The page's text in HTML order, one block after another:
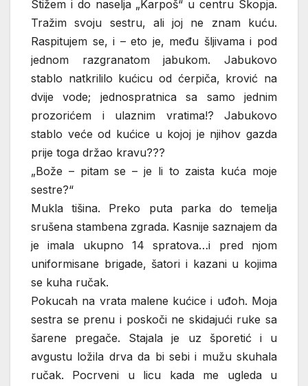
Stižem i do naselja „Karpoš“ u centru Skopja.
Tražim svoju sestru, ali joj ne znam kuću.
Raspitujem se, i – eto je, među šljivama i pod
jednom razgranatom jabukom. Jabukovo
stablo natkrililo kućicu od ćerpiča, krović na
dvije vode; jednospratnica sa samo jednim
prozorićem i ulaznim vratima!? Jabukovo
stablo veće od kućice u kojoj je njihov gazda
prije toga držao kravu???
„Bože – pitam se – je li to zaista kuća moje
sestre?“
Mukla tišina. Preko puta parka do temelja
srušena stambena zgrada. Kasnije saznajem da
je imala ukupno 14 spratova…i pred njom
uniformisane brigade, šatori i kazani u kojima
se kuha ručak.
Pokucah na vrata malene kućice i uđoh. Moja
sestra se prenu i poskoči ne skidajući ruke sa
šarene pregače. Stajala je uz šporetić i u
avgustu ložila drva da bi sebi i mužu skuhala
ručak. Pocrveni u licu kada me ugleda u